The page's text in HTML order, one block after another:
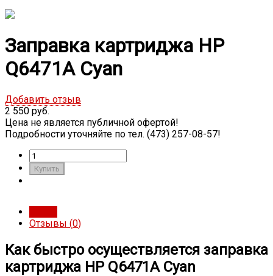
Заправка картриджа HP
Q6471A Cyan
Добавить отзыв
2 550 руб.
Цена не является публичной офертой!
Подробности уточняйте по тел. (473) 257-08-57!
Отзывы (0)
Как быстро осуществляется заправка
картриджа HP Q6471A Cyan